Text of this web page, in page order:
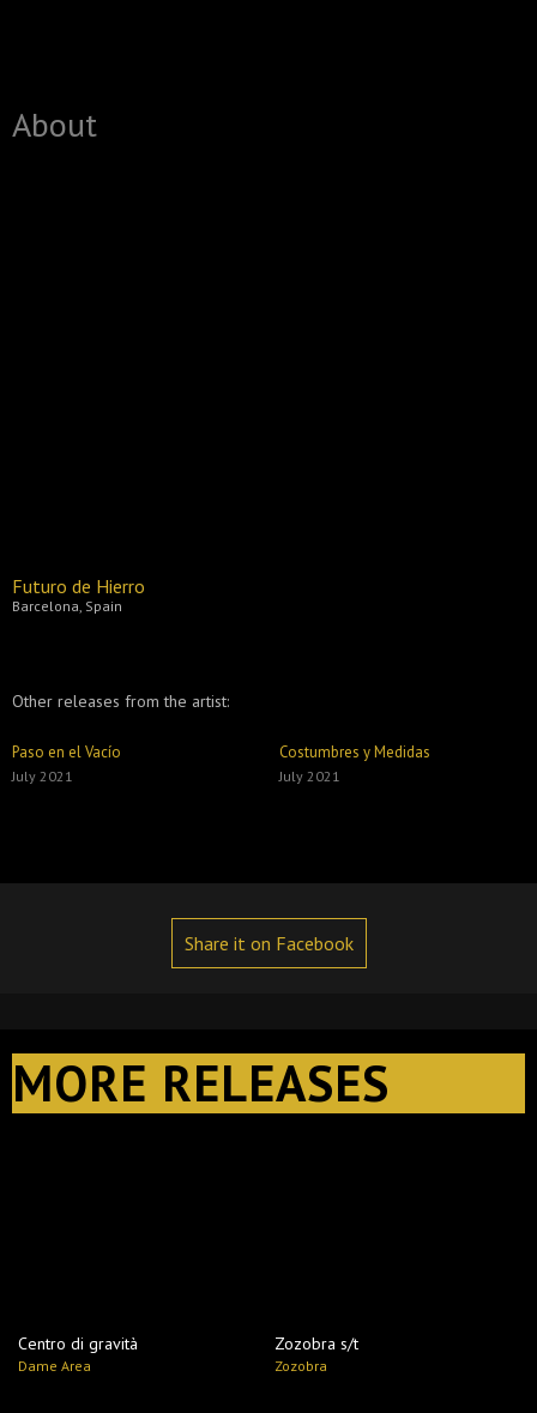
About
Futuro de Hierro
Barcelona, Spain
Other releases from the artist:
Paso en el Vacío
July 2021
Costumbres y Medidas
July 2021
Share it on Facebook
MORE RELEASES
Centro di gravità
Dame Area
Zozobra s​/​t
Zozobra